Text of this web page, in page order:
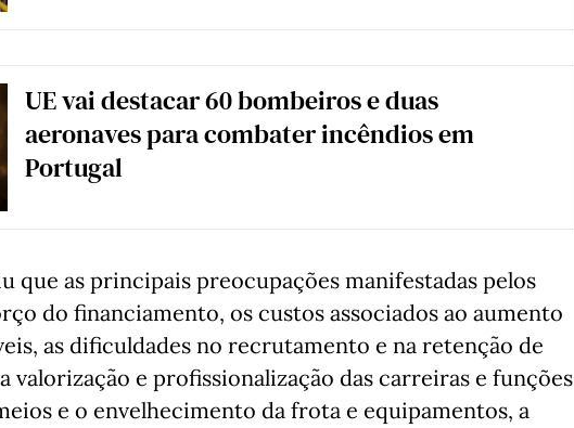
UE vai destacar 60 bombeiros e duas
aeronaves para combater incêndios em
Portugal
que as principais preocupações manifestadas pelos
do financiamento, os custos associados ao aumento
as dificuldades no recrutamento e na retenção de
valorização e profissionalização das carreiras e funções
e o envelhecimento da frota e equipamentos, a